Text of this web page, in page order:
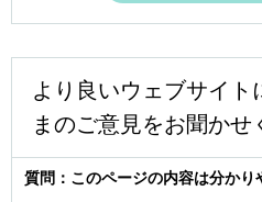
より良いウェブサイト
まのご意見をお聞かせ
質問：このページの内容は分かり